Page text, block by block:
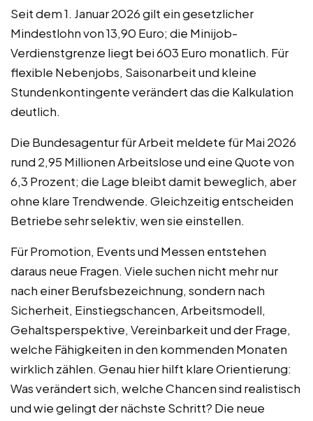
Seit dem 1. Januar 2026 gilt ein gesetzlicher
Mindestlohn von 13,90 Euro; die Minijob-
Verdienstgrenze liegt bei 603 Euro monatlich. Für
flexible Nebenjobs, Saisonarbeit und kleine
Stundenkontingente verändert das die Kalkulation
deutlich.
Die Bundesagentur für Arbeit meldete für Mai 2026
rund 2,95 Millionen Arbeitslose und eine Quote von
6,3 Prozent; die Lage bleibt damit beweglich, aber
ohne klare Trendwende. Gleichzeitig entscheiden
Betriebe sehr selektiv, wen sie einstellen.
Für Promotion, Events und Messen entstehen
daraus neue Fragen. Viele suchen nicht mehr nur
nach einer Berufsbezeichnung, sondern nach
Sicherheit, Einstiegschancen, Arbeitsmodell,
Gehaltsperspektive, Vereinbarkeit und der Frage,
welche Fähigkeiten in den kommenden Monaten
wirklich zählen. Genau hier hilft klare Orientierung:
Was verändert sich, welche Chancen sind realistisch
und wie gelingt der nächste Schritt? Die neue